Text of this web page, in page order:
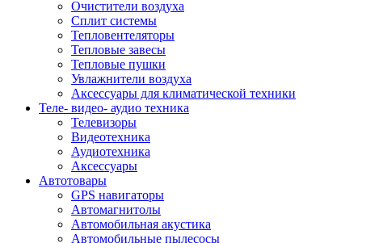
Очистители воздуха
Сплит системы
Тепловентеляторы
Тепловые завесы
Тепловые пушки
Увлажнители воздуха
Аксессуары для климатической техники
Теле- видео- аудио техника
Телевизоры
Видеотехника
Аудиотехника
Аксессуары
Автотовары
GPS навигаторы
Автомагнитолы
Автомобильная акустика
Автомобильные пылесосы